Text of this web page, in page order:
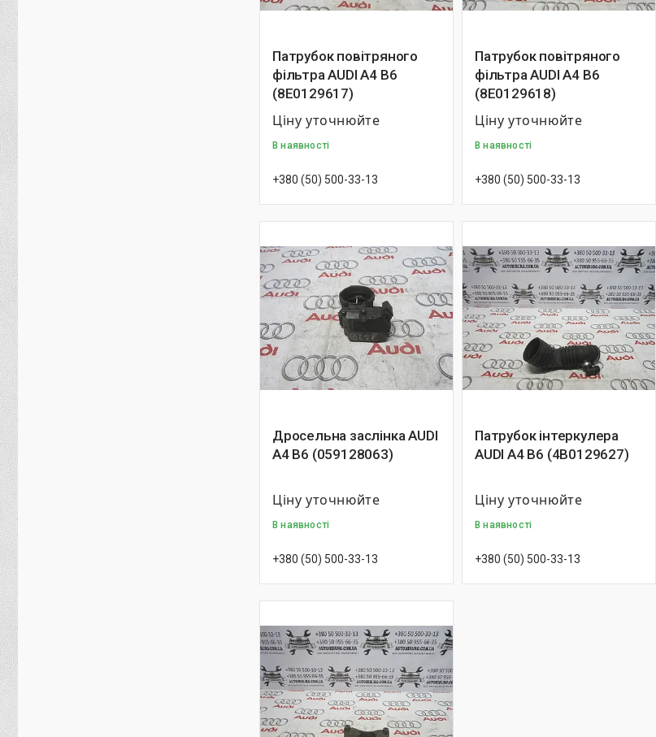
Патрубок повітряного
фільтра AUDI A4 B6
(8E0129617)
Ціну уточнюйте
В наявності
+380 (50) 500-33-13
Патрубок повітряного
фільтра AUDI A4 B6
(8E0129618)
Ціну уточнюйте
В наявності
+380 (50) 500-33-13
Дросельна заслінка AUDI
A4 B6 (059128063)
Ціну уточнюйте
В наявності
+380 (50) 500-33-13
Патрубок інтеркулера
AUDI A4 B6 (4B0129627)
Ціну уточнюйте
В наявності
+380 (50) 500-33-13